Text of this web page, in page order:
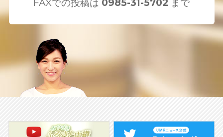
FAXでの投稿は 0985-31-5702 まで